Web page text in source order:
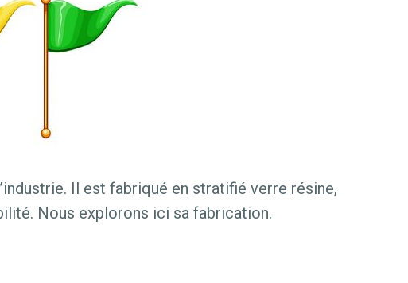
Il est fabriqué en stratifié verre résine,
Nous explorons ici sa fabrication.